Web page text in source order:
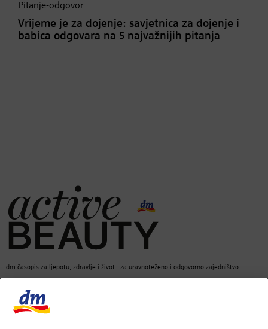
Pitanje-odgovor
Vrijeme je za dojenje: savjetnica za dojenje i
babica odgovara na 5 najvažnijih pitanja
dm časopis za ljepotu, zdravlje i život - za uravnoteženo i odgovorno zajedništvo.